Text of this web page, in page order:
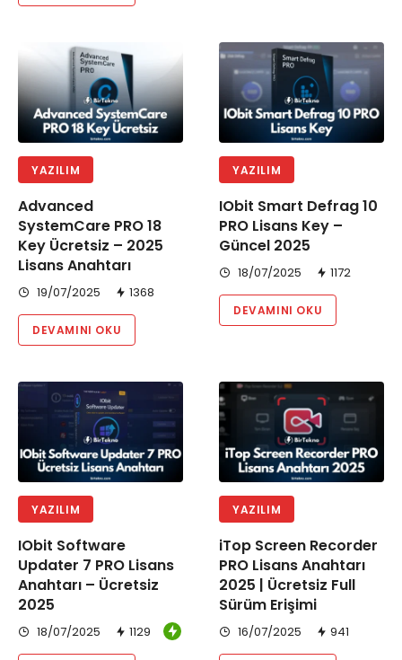
YAZILIM
Advanced
SystemCare PRO 18
Key Ücretsiz – 2025
Lisans Anahtarı
19/07/2025 1368
DEVAMINI OKU
YAZILIM
IObit Smart Defrag 10
PRO Lisans Key –
Güncel 2025
18/07/2025 1172
DEVAMINI OKU
YAZILIM
IObit Software
Updater 7 PRO Lisans
Anahtarı – Ücretsiz
2025
18/07/2025 1129
YAZILIM
iTop Screen Recorder
PRO Lisans Anahtarı
2025 | Ücretsiz Full
Sürüm Erişimi
16/07/2025 941